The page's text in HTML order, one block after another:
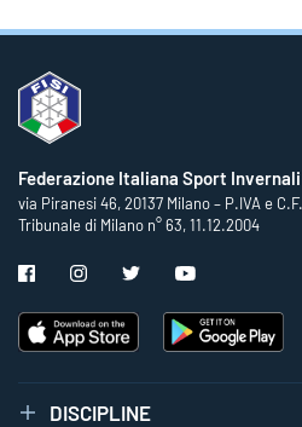
Federazione Italiana Sport Invernali
via Piranesi 46, 20137 Milano – P.IVA e
Tribunale di Milano n° 63, 11.12.2004
DISCIPLINE